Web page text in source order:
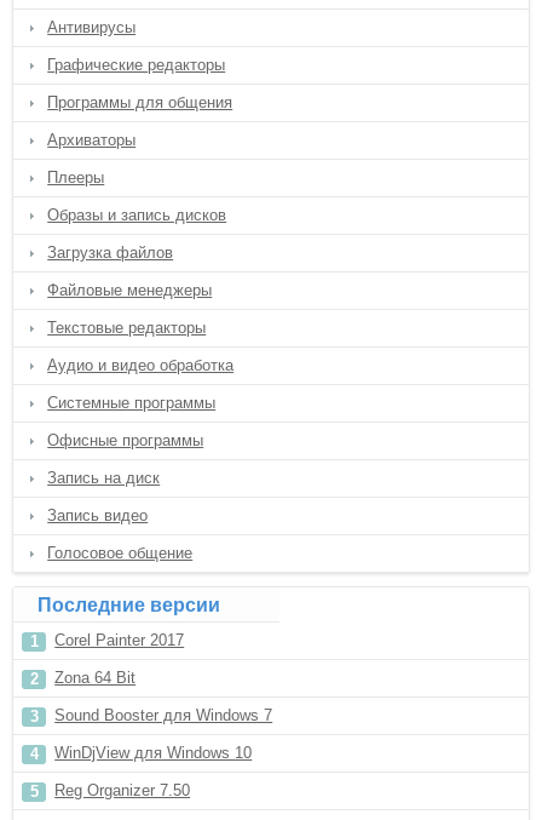
Антивирусы
Графические редакторы
Программы для общения
Архиваторы
Плееры
Образы и запись дисков
Загрузка файлов
Файловые менеджеры
Текстовые редакторы
Аудио и видео обработка
Системные программы
Офисные программы
Запись на диск
Запись видео
Голосовое общение
Последние версии
Corel Painter 2017
Zona 64 Bit
Sound Booster для Windows 7
WinDjView для Windows 10
Reg Organizer 7.50